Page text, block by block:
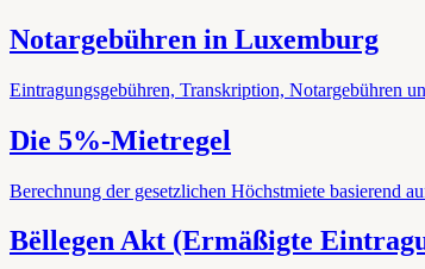
Notargebühren in Luxemburg
Eintragungsgebühren, Transkription, Notargebühren
Die 5%-Mietregel
Berechnung der gesetzlichen Höchstmiete basierend
Bëllegen Akt (Ermäßigte